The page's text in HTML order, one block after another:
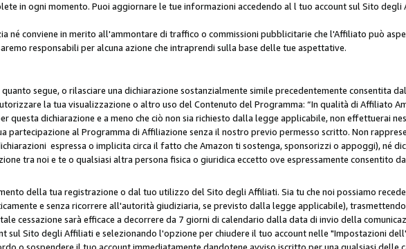
in ogni momento. Puoi aggiornare le tue informazioni accedendo al l tuo account sul Sito degli
né conviene in merito all'ammontare di traffico o commissioni pubblicitarie che l'Affiliato può
responsabili per alcuna azione che intraprendi sulla base delle tue aspettative.
segue, o rilasciare una dichiarazione sostanzialmente simile precedentemente consentita
la tua visualizzazione o altro uso del Contenuto del Programma: “In qualità di Affiliato
questa dichiarazione e a meno che ciò non sia richiesto dalla legge applicabile, non effettuerai
partecipazione al Programma di Affiliazione senza il nostro previo permesso scritto. Non
espressa o implicita circa il fatto che Amazon ti sostenga, sponsorizzi o appoggi), né
tra noi e te o qualsiasi altra persona fisica o giuridica eccetto ove espressamente consentito
della tua registrazione o dal tuo utilizzo del Sito degli Affiliati. Sia tu che noi possiamo
e senza ricorrere all'autorità giudiziaria, se previsto dalla legge applicabile),
cessazione sarà efficace a decorrere da 7 giorni di calendario dalla data di invio della
sul Sito degli Affiliati e selezionando l'opzione per chiudere il tuo account nelle "Impostazioni
o sospendere il tuo account immediatamente dandotene avviso iscritto per una qualsiasi delle